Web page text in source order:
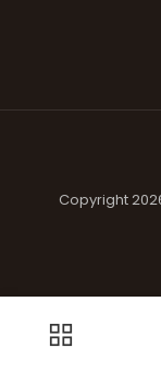
Copyright